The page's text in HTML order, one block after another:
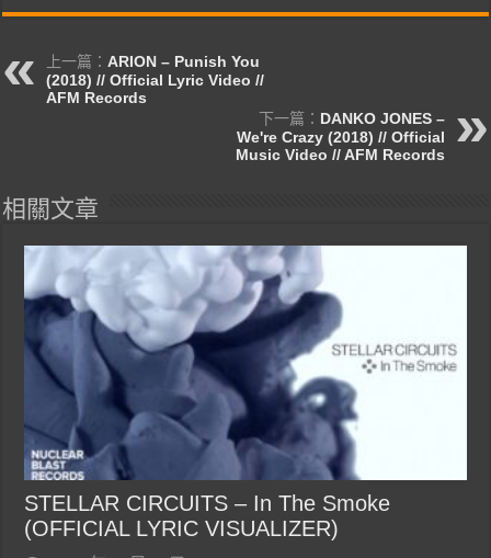
上一篇：ARION – Punish You
(2018) // Official Lyric Video //
AFM Records
下一篇： DANKO JONES –
We're Crazy (2018) // Official
Music Video // AFM Records
相關文章
STELLAR CIRCUITS – In The Smoke
(OFFICIAL LYRIC VISUALIZER)